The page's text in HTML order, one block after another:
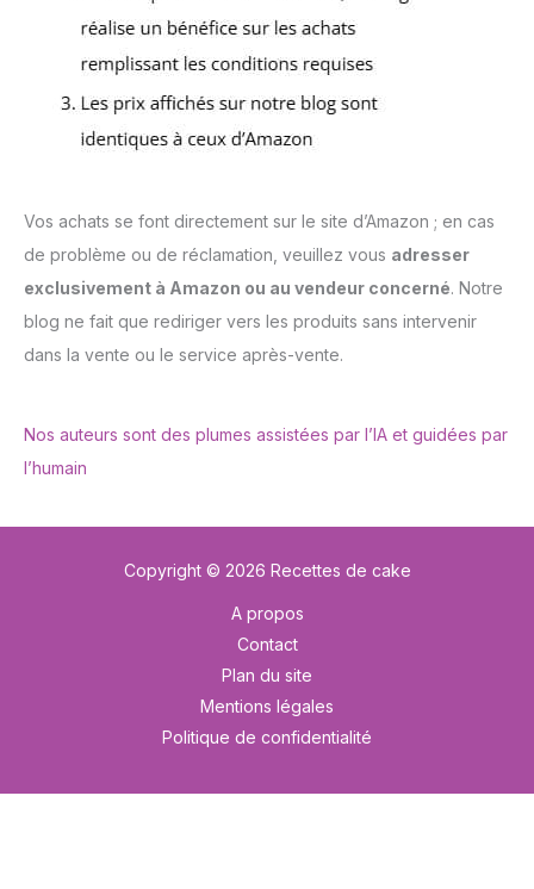
Vos achats se font directement sur le site d’Amazon ; en cas
de problème ou de réclamation, veuillez vous adresser
exclusivement à Amazon ou au vendeur concerné. Notre
blog ne fait que rediriger vers les produits sans intervenir
dans la vente ou le service après-vente.
Nos auteurs sont des plumes assistées par l’IA et guidées par
l’humain
Copyright © 2026 Recettes de cake
A propos
Contact
Plan du site
Mentions légales
Politique de confidentialité